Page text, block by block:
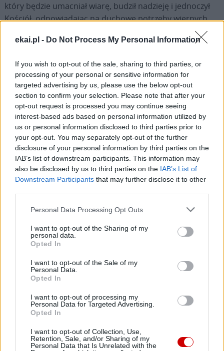
ekai.pl - Do Not Process My Personal Information
If you wish to opt-out of the sale, sharing to third parties, or
processing of your personal or sensitive information for
targeted advertising by us, please use the below opt-out
section to confirm your selection. Please note that after your
opt-out request is processed you may continue seeing
interest-based ads based on personal information utilized by
us or personal information disclosed to third parties prior to
your opt-out. You may separately opt-out of the further
disclosure of your personal information by third parties on the
IAB’s list of downstream participants. This information may
also be disclosed by us to third parties on the IAB’s List of
Downstream Participants that may further disclose it to other
Personal Data Processing Opt Outs
I want to opt-out of the Sharing of my
personal data.
Opted In
I want to opt-out of the Sale of my
Personal Data.
Opted In
I want to opt-out of processing my
Personal Data for Targeted Advertising.
Opted In
I want to opt-out of Collection, Use,
Retention, Sale, and/or Sharing of my
Personal Data that Is Unrelated with the
który będzie umacniał wiarę, budził nadzieję i jednoczył
Kościół, odpowiadając na duchowe potrzeby wiernych,
osób konsekrowanych i duchowieństwa – wszystkich,
którzy realizują swoje powołanie w tutejszym Kościele
Jestem przekonany, że Kościół koszalińsko-kołobrzeski
przyjmuje swojego Biskupa z wiarą, nadzieją i miłością –
gotowy do współpracy, modlitwy i wspólnej troski o to,
aby Chrystus był coraz bardziej znany i kochany na tej
ziemi.
Przejmując pełną odpowiedzialność za diecezję
koszalińsko-kołobrzeską, Ksiądz Biskup – zgodnie z
przepisami świętych kanonów – ma obowiązek zarówno
„dawać przykład świętości poprzez miłość, pokorę i
prostotę życia”, jak i „zabiegać o wzrost świętości
nich”. Tym zadaniom można sprostać jedynie, opierając
się na pomocy Boga Miłosiernego, który wybiera i
Jego chwałę i był skutecznym narzędziem zbawienia.
W imieniu Konferencji Episkopatu Polski oraz wszystkich
biskupów w Polsce pragnę złożyć Księdzu Biskupowi raz
jeszcze najserdeczniejsze życzenia z okazji ingresu do
katedry Niepokalanego Poczęcia Najświętszej Maryi
Panny w Koszalinie. Niech ten szczególny dzień dla